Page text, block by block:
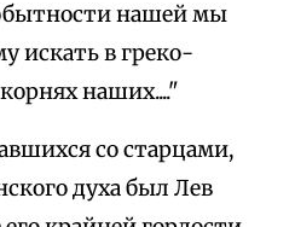
нашей мы
искать в греко-
наших...."
со старцами,
духа был Лев